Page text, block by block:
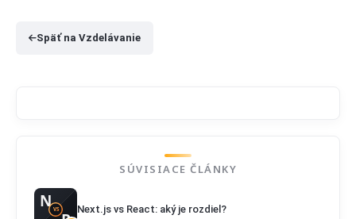
Späť na Vzdelávanie
SÚVISIACE ČLÁNKY
Next.js vs React: aký je rozdiel?